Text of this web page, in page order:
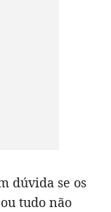
dúvida se os
tudo não